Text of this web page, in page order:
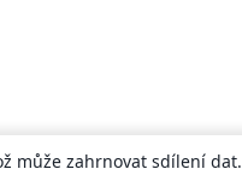
může zahrnovat sdílení dat.